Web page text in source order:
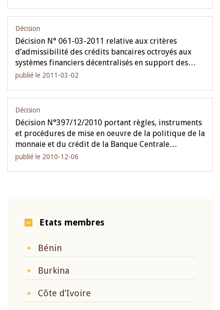
Décision
Décision N° 061-03-2011 relative aux critères
d’admissibilité des crédits bancaires octroyés aux
systèmes financiers décentralisés en support des…
publié le 2011-03-02
Décision
Décision N°397/12/2010 portant règles, instruments
et procédures de mise en oeuvre de la politique de la
monnaie et du crédit de la Banque Centrale…
publié le 2010-12-06
Etats membres
Bénin
Burkina
Côte d’Ivoire